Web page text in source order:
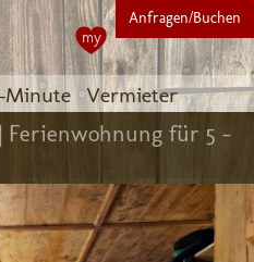
Minute Vermieter
Anfragen/Buchen
my
Ferienwohnung für 5 -